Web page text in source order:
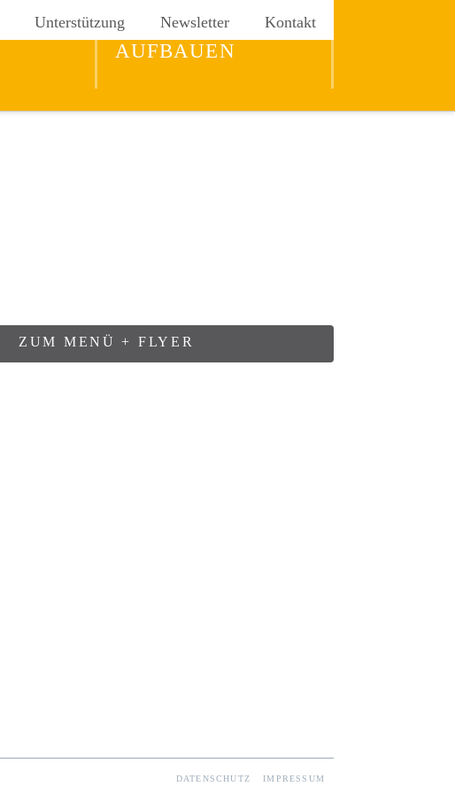
Unterstützung Newsletter Kontakt
REICH GOTTES
AUFBAUEN
ZUM MENÜ + FLYER
DATENSCHUTZ IMPRESSUM